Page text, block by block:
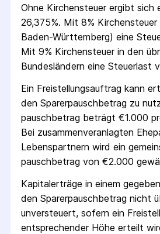
Ohne Kirchensteuer ergibt sich
26,375%. Mit 8% Kirchensteuer
Baden-Württemberg) eine
Mit 9% Kirchensteuer in den
Bundesländern eine Steuerlast
Ein Freistellungs­auftrag kann
den Sparer­pausch­betrag zu
pausch­betrag beträgt €1.000
Bei zusammenveranlagten
Lebenspartnern wird ein
pausch­betrag von €2.000
Kapitalerträge in einem
den Sparer­pausch­betrag nicht
unversteuert, sofern ein
entsprechender Höhe erteilt